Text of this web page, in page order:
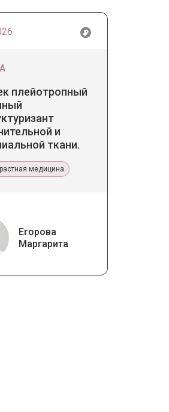
плейотропный
и
ткани.
медицине
медицина
Егорова
Маргарита